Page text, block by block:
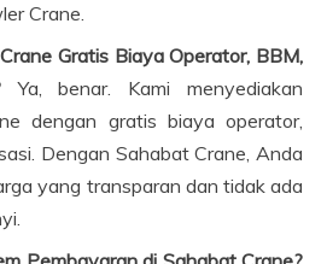
Crane.
Gratis Biaya Operator, BBM,
Ya, benar. Kami menyediakan
dengan gratis biaya operator,
Dengan Sahabat Crane, Anda
yang transparan dan tidak ada